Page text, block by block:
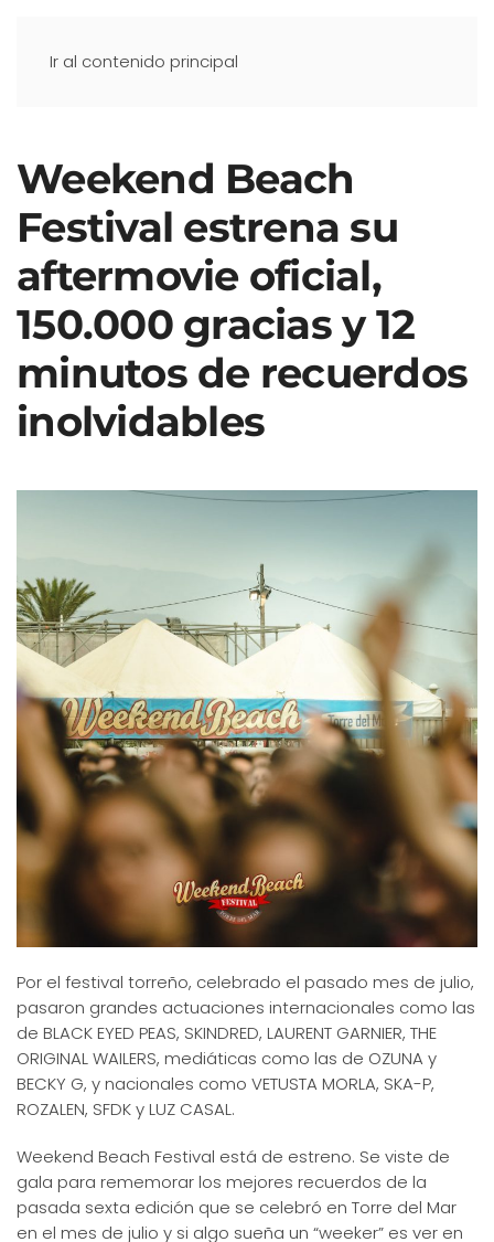
Ir al contenido principal
Weekend Beach
Festival estrena su
aftermovie oficial,
150.000 gracias y 12
minutos de recuerdos
inolvidables
Por el festival torreño, celebrado el pasado mes de julio,
pasaron grandes actuaciones internacionales como las
de BLACK EYED PEAS, SKINDRED, LAURENT GARNIER, THE
ORIGINAL WAILERS, mediáticas como las de OZUNA y
BECKY G, y nacionales como VETUSTA MORLA, SKA-P,
ROZALEN, SFDK y LUZ CASAL.
Weekend Beach Festival está de estreno. Se viste de
gala para rememorar los mejores recuerdos de la
pasada sexta edición que se celebró en Torre del Mar
en el mes de julio y si algo sueña un “weeker” es ver en